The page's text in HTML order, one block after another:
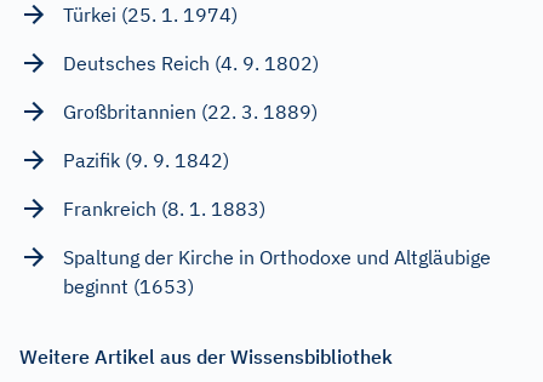
Türkei (25. 1. 1974)
Deutsches Reich (4. 9. 1802)
Großbritannien (22. 3. 1889)
Pazifik (9. 9. 1842)
Frankreich (8. 1. 1883)
Spaltung der Kirche in Orthodoxe und Altgläubige
beginnt (1653)
Weitere Artikel aus der Wissensbibliothek